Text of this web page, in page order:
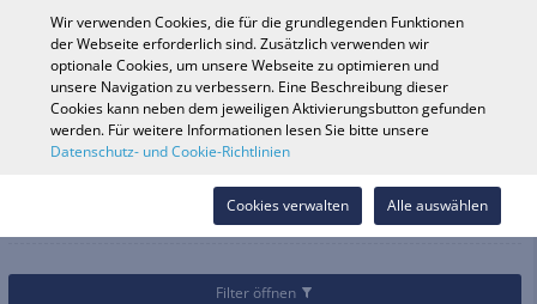
Fahrzeugsuche
Shop durchsuchen
Kategorien Fahrrad Lenker & Griffarmaturen
Lenkerschaft
Filter öffnen
Wir verwenden Cookies, die für die grundlegenden Funktionen
der Webseite erforderlich sind. Zusätzlich verwenden wir
optionale Cookies, um unsere Webseite zu optimieren und
unsere Navigation zu verbessern. Eine Beschreibung dieser
Cookies kann neben dem jeweiligen Aktivierungsbutton gefunden
werden. Für weitere Informationen lesen Sie bitte unsere
Datenschutz- und Cookie-Richtlinien
Alle auswählen
Cookies verwalten